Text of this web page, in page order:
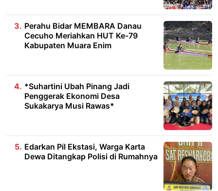
Perahu Bidar MEMBARA Danau
Cecuho Meriahkan HUT Ke-79
Kabupaten Muara Enim
*Suhartini Ubah Pinang Jadi
Penggerak Ekonomi Desa
Sukakarya Musi Rawas*
Edarkan Pil Ekstasi, Warga Karta
Dewa Ditangkap Polisi di Rumahnya